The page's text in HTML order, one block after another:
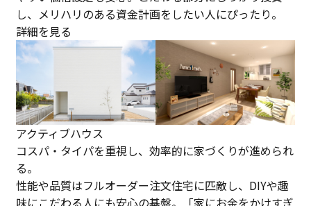
し、メリハリのある資金計画をしたい人にぴったり。
詳細を見る
アクティブハウス
コスパ・タイパを重視し、効率的に家づくりが進められ
る。
性能や品質はフルオーダー注文住宅に匹敵し、DIYや趣
味にこだわる人にも安心の基盤。「家にお金をかけすぎ